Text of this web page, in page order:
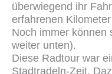
überwiegend ihr
erfahrenen
Noch immer können
weiter unten).
Diese Radtour war
Stadtradeln-Zeit.